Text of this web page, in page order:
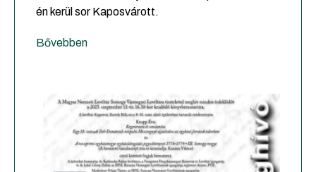
én kerül sor Kaposvárott.
Bővebben